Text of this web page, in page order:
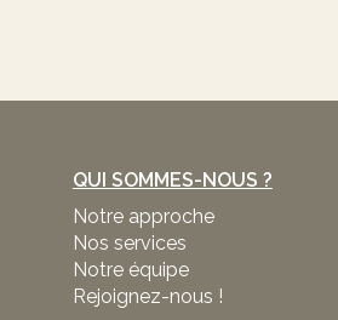
QUI SOMMES-NOUS ?
Notre approche
Nos services
Notre équipe
Rejoignez-nous !